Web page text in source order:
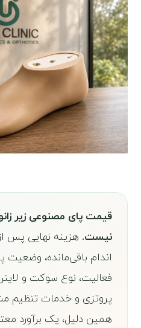
قیمت پای مصنوعی زیر
نیست. هزینه نهایی پس
اندام باقی‌مانده،
فعالیت، نوع سوکت و
پروتزی و خدمات
همین دلیل، یک برآورد